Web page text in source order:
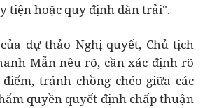
tiện hoặc quy định dàn trải".
dự thảo Nghị quyết, Chủ tịch
Mẫn nêu rõ, cần xác định rõ
tránh chồng chéo giữa các
quyền quyết định chấp thuận